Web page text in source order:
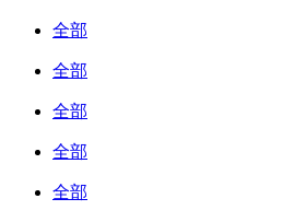
全部
全部
全部
全部
全部